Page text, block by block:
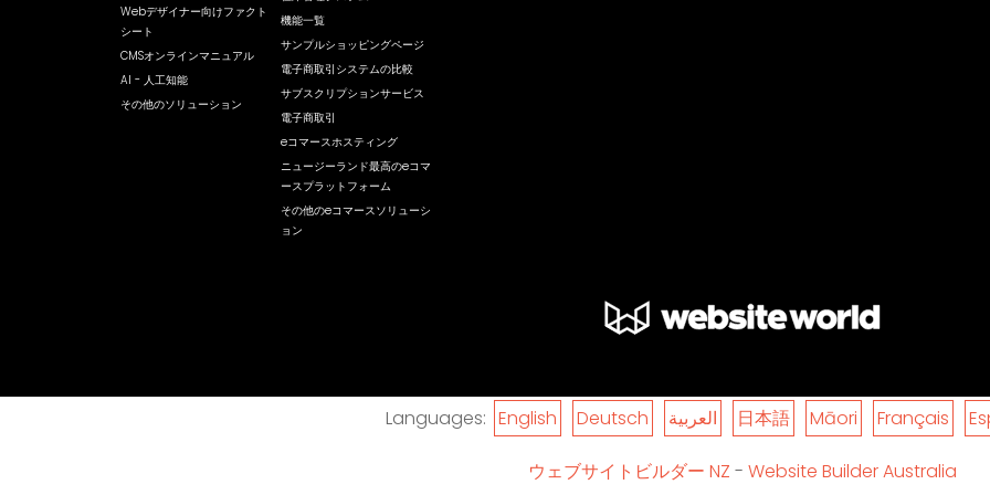
Webデザイナー向けファクト
シート
CMSオンラインマニュアル
AI - 人工知能
その他のソリューション
機能一覧
サンプルショッピングページ
電子商取引システムの比較
サブスクリプションサービス
電子商取引
eコマースホスティング
ニュージーランド最高のeコマ
ースプラットフォーム
その他のeコマースソリューシ
ョン
Languages: English Deutsch العربية 日本語 Māori Français
ウェブサイトビルダー NZ - Website Builder Australia